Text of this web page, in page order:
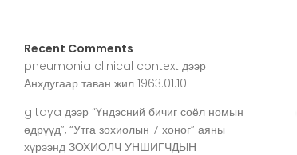
Recent Comments
pneumonia clinical context дээр
Анхдугаар таван жил 1963.01.10
g taya дээр “Үндэсний бичиг соёл номын
өдрүүд”, “Утга зохиолын 7 хоног” аяны
хүрээнд ЗОХИОЛЧ УНШИГЧДЫН